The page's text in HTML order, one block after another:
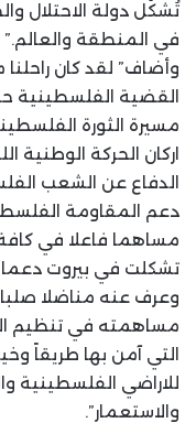
تُشكّل دولة الاحتلال
في المنطقة والعالم.”
وأضاف” لقد كان
القضية الفلسطينية
مسيرة الثورة
اركان الحركة الوطنية
الدفاع عن الشعب
دعم المقاومة
مساهما فاعلا في كافة
تشكلت في بيروت دعما
وعرف عنه مناضلا
مساهمته في تنظيم
التي آمن بها طريقاً
للاراضي الفلسطينية
والاستعمار”.